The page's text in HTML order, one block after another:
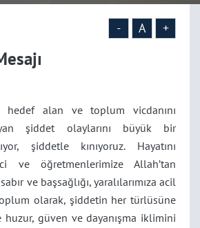
- A +
hedef alan ve toplum vicdanını
şiddet olaylarını büyük bir
şiddetle kınıyoruz. Hayatını
ve öğretmenlerimize Allah’tan
ve başsağlığı, yaralılarımıza acil
olarak, şiddetin her türlüsüne
huzur, güven ve dayanışma iklimini